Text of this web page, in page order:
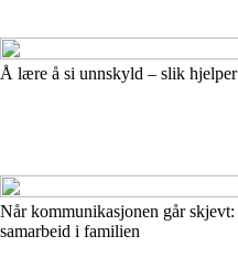
Å lære å si unnskyld – slik
Når kommunikasjonen går
samarbeid i familien